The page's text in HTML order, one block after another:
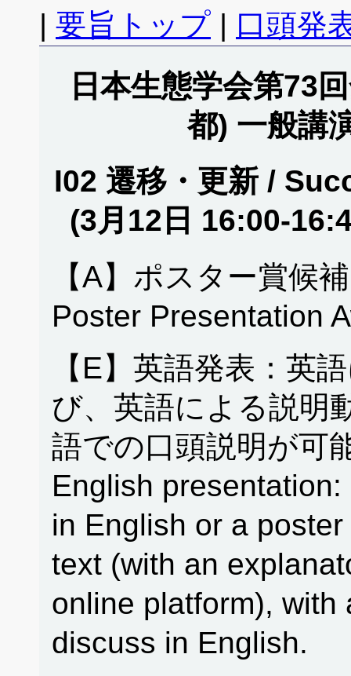
| 要旨トップ | 口頭発
日本生態学会第73
都) 一般講
I02 遷移・更新 /
(3月12日 16:00-
【A】ポスター賞候
Poster Presentation
【E】英語発表：英
び、英語による説明
語での口頭説明が可
English
in English or a
text (with an
online platform), with
discuss in English.